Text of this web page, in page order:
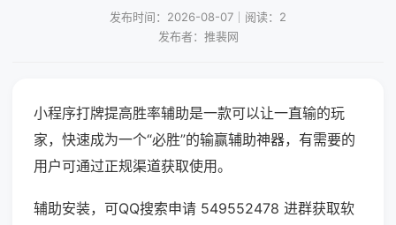
发布时间：2026-08-07｜阅读：2
发布者：推裴网
小程序打牌提高胜率辅助是一款可以让一直输的玩
家，快速成为一个“必胜”的输赢辅助神器，有需要的
用户可通过正规渠道获取使用。
辅助安装，可QQ搜索申请 549552478 进群获取软